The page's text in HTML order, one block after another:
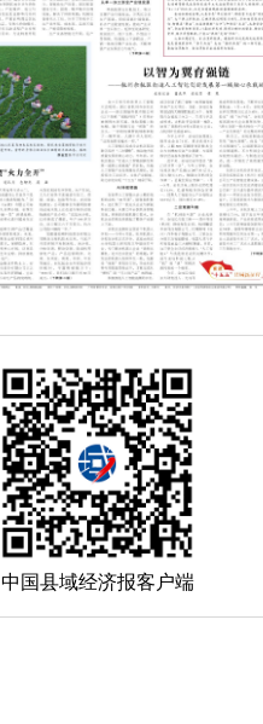
中国县域经济报客户端